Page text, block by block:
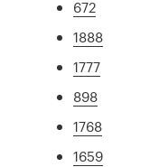
672
1888
1777
898
1768
1659